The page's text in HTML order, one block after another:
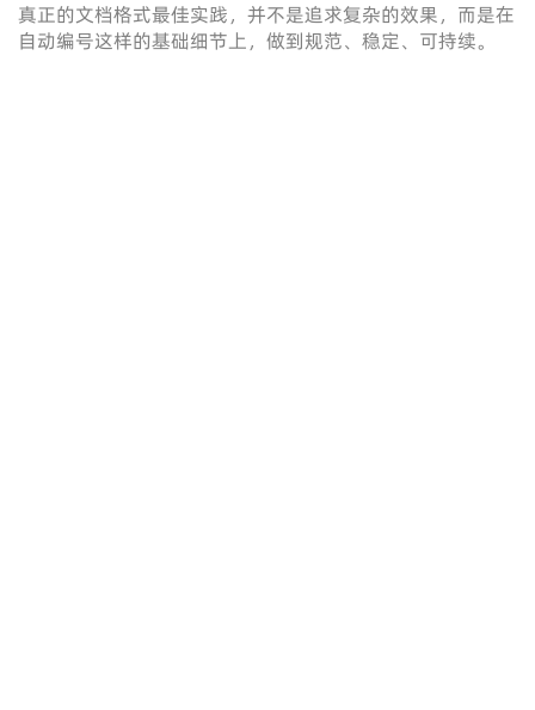
真正的文档格式最佳实践，并不是追求复杂的效果，而是在
自动编号这样的基础细节上，做到规范、稳定、可持续。